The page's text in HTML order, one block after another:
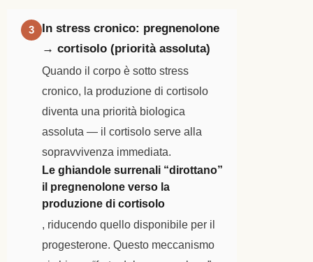
3
In stress cronico: pregnenolone
→ cortisolo (priorità assoluta)
Quando il corpo è sotto stress
cronico, la produzione di cortisolo
diventa una priorità biologica
assoluta — il cortisolo serve alla
sopravvivenza immediata.
Le ghiandole surrenali “dirottano”
il pregnenolone verso la
produzione di cortisolo
, riducendo quello disponibile per il
progesterone. Questo meccanismo